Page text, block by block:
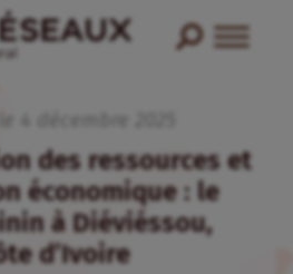
des ressources et
économique : le
à Diéviéssou,
d’Ivoire